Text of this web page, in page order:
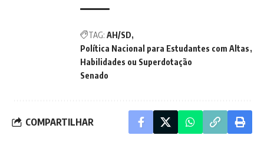
TAG: AH/SD
Política Nacional para Estudantes com Altas
Habilidades ou Superdotação
Senado
COMPARTILHAR